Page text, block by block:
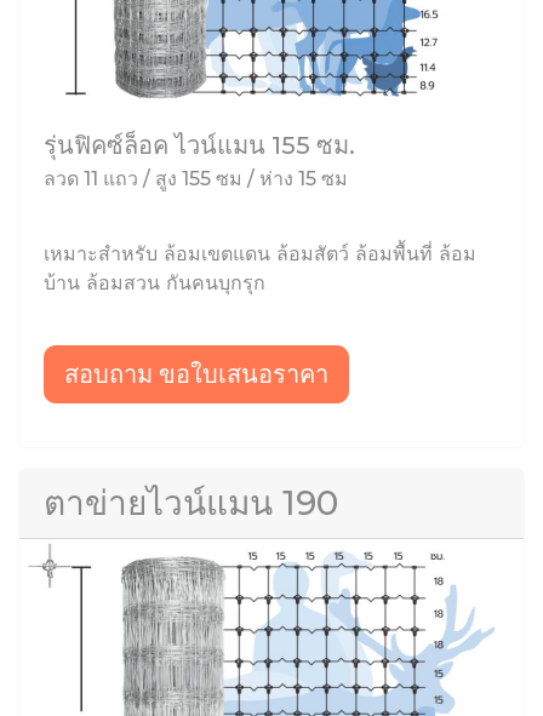
รุ่นฟิคซ์ล็อค ไวน์แมน 155 ซม.
ลวด 11 แถว / สูง 155 ซม / ห่าง 15 ซม
เหมาะสำหรับ ล้อมเขตแดน ล้อมสัตว์ ล้อมพื้นที่ ล้อม
บ้าน ล้อมสวน กันคนบุกรุก
สอบถาม ขอใบเสนอราคา
ตาข่ายไวน์แมน 190